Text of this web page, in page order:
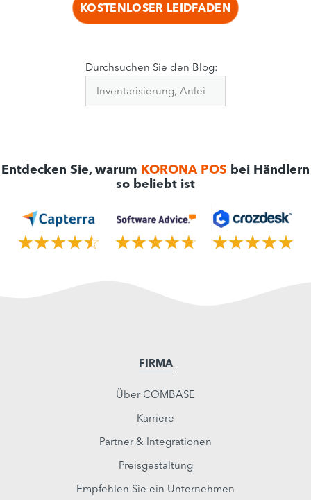
KOSTENLOSER LEIDFADEN
Durchsuchen Sie den Blog:
Entdecken Sie, warum KORONA POS bei Händlern
so beliebt ist
FIRMA
Über COMBASE
Karriere
Partner & Integrationen
Preisgestaltung
Empfehlen Sie ein Unternehmen